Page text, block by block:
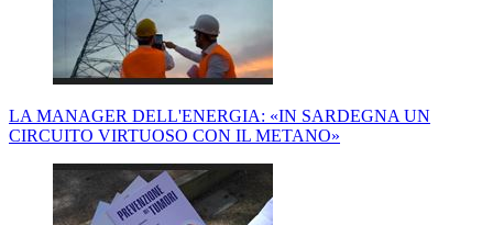
LA MANAGER DELL'ENERGIA: «IN SARDEGNA UN
CIRCUITO VIRTUOSO CON IL METANO»